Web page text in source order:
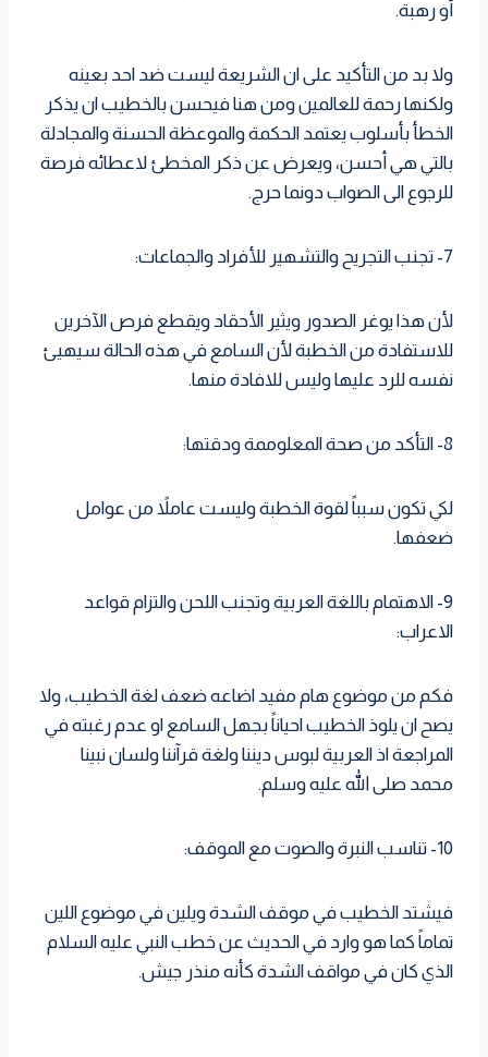
أو رهبة.
ولا بد من التأكيد على ان الشريعة ليست ضد احد بعينه
ولكنها رحمة للعالمين ومن هنا فيحسن بالخطيب ان يذكر
الخطأ بأسلوب يعتمد الحكمة والموعظة الحسنة والمجادلة
بالتي هي أحسن، ويعرض عن ذكر المخطئ لاعطائه فرصة
للرجوع الى الصواب دونما حرج.
7- تجنب التجريح والتشهير للأفراد والجماعات:
لأن هذا يوغر الصدور ويثير الأحقاد ويقطع فرص الآخرين
للاستفادة من الخطبة لأن السامع في هذه الحالة سيهيئ
نفسه للرد عليها وليس للافادة منها.
8- التأكد من صحة المعلوممة ودقتها:
لكي تكون سبباً لقوة الخطبة وليست عاملاً من عوامل
ضعفها.
9- الاهتمام باللغة العربية وتجنب اللحن والتزام قواعد
الاعراب:
فكم من موضوع هام مفيد اضاعه ضعف لغة الخطيب، ولا
يصح ان يلوذ الخطيب احياناً بجهل السامع او عدم رغبته في
المراجعة اذ العربية لبوس ديننا ولغة قرآننا ولسان نبينا
محمد صلى الله عليه وسلم.
10- تناسب النبرة والصوت مع الموقف:
فيشتد الخطيب في موقف الشدة ويلين في موضوع اللين
تماماً كما هو وارد في الحديث عن خطب النبي عليه السلام
الذي كان في مواقف الشدة كأنه منذر جيش.